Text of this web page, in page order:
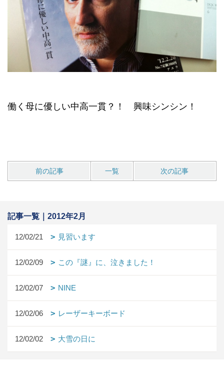
働く母に優しい中高一貫？！ 興味シンシン！
前の記事 一覧 次の記事
記事一覧｜2012年2月
12/02/21 見習います
12/02/09 この『謎』に、泣きました！
12/02/07 NINE
12/02/06 レーザーキーボード
12/02/02 大雪の日に